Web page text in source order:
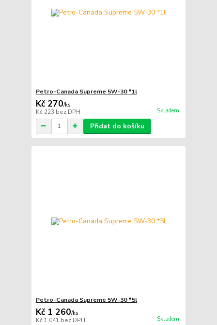
Petro-Canada Supreme 5W-30 *1l
Kč 270/ks
Kč 223 bez DPH Skladem
Přidat do košíku
Petro-Canada Supreme 5W-30 *5l
Kč 1 260/ks
Kč 1 041 bez DPH Skladem